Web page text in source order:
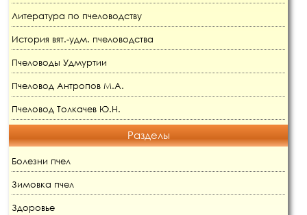
Литература по пчеловодству
История вят.-удм. пчеловодства
Пчеловоды Удмуртии
Пчеловод Антропов М.А.
Пчеловод Толкачев Ю.Н.
Разделы
Болезни пчел
Зимовка пчел
Здоровье